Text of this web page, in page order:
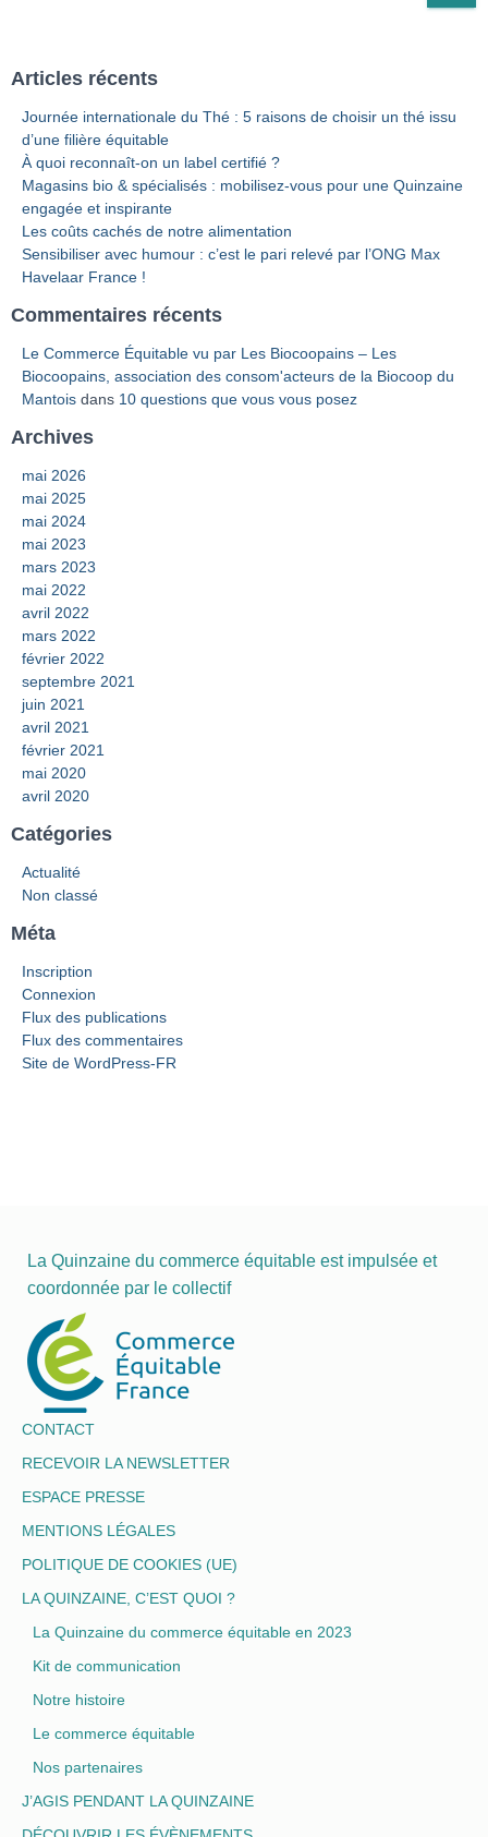
Articles récents
Journée internationale du Thé : 5 raisons de choisir un thé issu
d’une filière équitable
À quoi reconnaît-on un label certifié ?
Magasins bio & spécialisés : mobilisez-vous pour une Quinzaine
engagée et inspirante
Les coûts cachés de notre alimentation
Sensibiliser avec humour : c’est le pari relevé par l’ONG Max
Havelaar France !
Commentaires récents
Le Commerce Équitable vu par Les Biocoopains – Les
Biocoopains, association des consom'acteurs de la Biocoop du
Mantois dans 10 questions que vous vous posez
Archives
mai 2026
mai 2025
mai 2024
mai 2023
mars 2023
mai 2022
avril 2022
mars 2022
février 2022
septembre 2021
juin 2021
avril 2021
février 2021
mai 2020
avril 2020
Catégories
Actualité
Non classé
Méta
Inscription
Connexion
Flux des publications
Flux des commentaires
Site de WordPress-FR
La Quinzaine du commerce équitable est impulsée et
coordonnée par le collectif
CONTACT
RECEVOIR LA NEWSLETTER
ESPACE PRESSE
MENTIONS LÉGALES
POLITIQUE DE COOKIES (UE)
LA QUINZAINE, C’EST QUOI ?
La Quinzaine du commerce équitable en 2023
Kit de communication
Notre histoire
Le commerce équitable
Nos partenaires
J’AGIS PENDANT LA QUINZAINE